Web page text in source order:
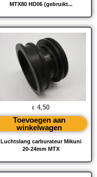
MTX80 HD06 (gebruikt...
Luchtslang carburateur Mikuni
20-24mm MTX
€ 4,50
Toevoegen aan
winkelwagen